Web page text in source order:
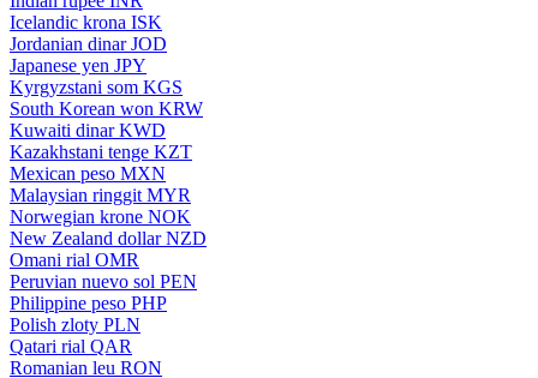
Icelandic krona ISK
Jordanian dinar JOD
Japanese yen JPY
Kyrgyzstani som KGS
South Korean won KRW
Kuwaiti dinar KWD
Kazakhstani tenge KZT
Mexican peso MXN
Malaysian ringgit MYR
Norwegian krone NOK
New Zealand dollar NZD
Omani rial OMR
Peruvian nuevo sol PEN
Philippine peso PHP
Polish zloty PLN
Qatari rial QAR
Romanian leu RON